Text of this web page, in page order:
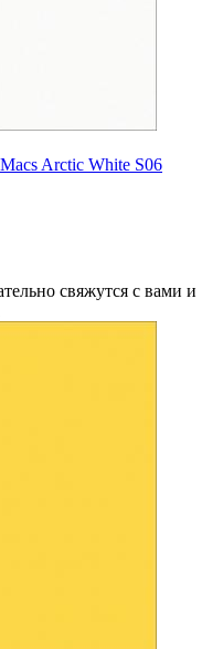
Arctic White S06
свяжутся с вами и